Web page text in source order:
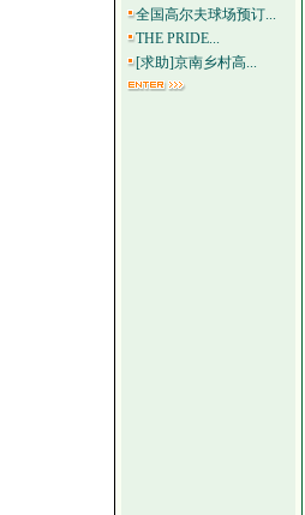
全国高尔夫球场预订...
THE PRIDE...
[求助]京南乡村高...